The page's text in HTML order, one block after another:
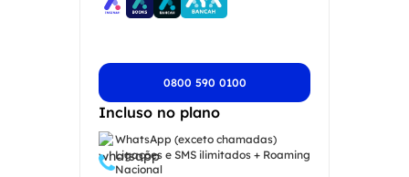
0800 590 0100
Incluso no plano
WhatsApp (exceto chamadas)
Ligações e SMS ilimitados + Roaming
Nacional